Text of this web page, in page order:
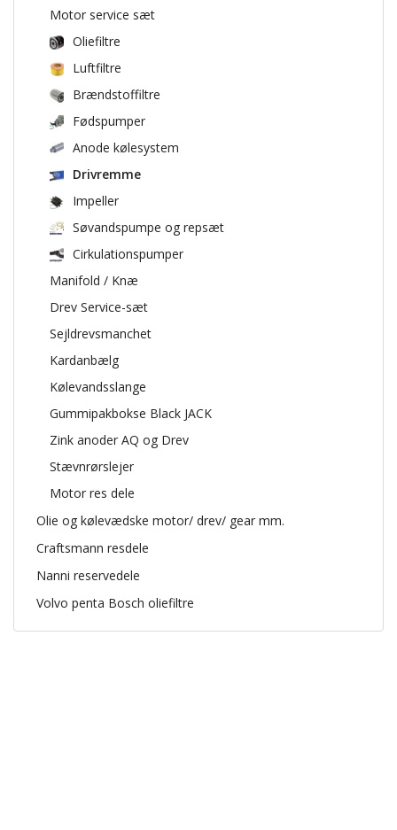
Motor service sæt
Oliefiltre
Luftfiltre
Brændstoffiltre
Fødspumper
Anode kølesystem
Drivremme
Impeller
Søvandspumpe og repsæt
Cirkulationspumper
Manifold / Knæ
Drev Service-sæt
Sejldrevsmanchet
Kardanbælg
Kølevandsslange
Gummipakbokse Black JACK
Zink anoder AQ og Drev
Stævnrørslejer
Motor res dele
Olie og kølevædske motor/ drev/ gear mm.
Craftsmann resdele
Nanni reservedele
Volvo penta Bosch oliefiltre